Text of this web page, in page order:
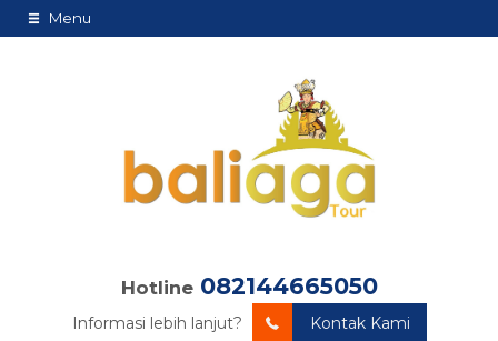
Menu
Hotline 082144665050
Informasi lebih lanjut? Kontak Kami